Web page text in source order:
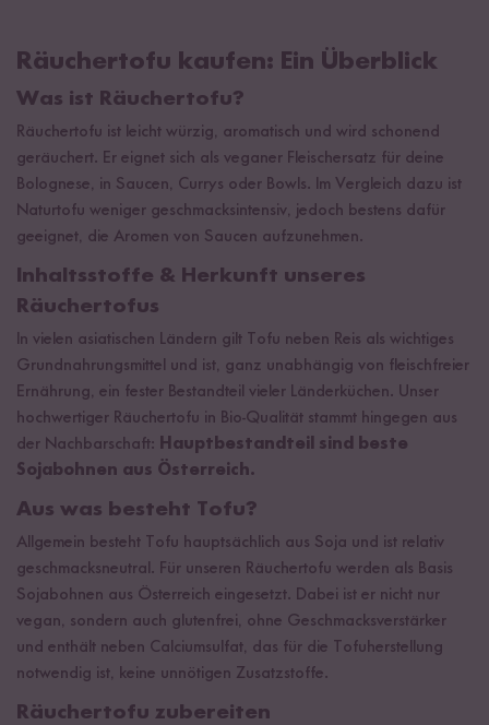
Räuchertofu kaufen: Ein Überblick
Was ist Räuchertofu?
Räuchertofu ist leicht würzig, aromatisch und wird schonend
geräuchert. Er eignet sich als veganer Fleischersatz für deine
Bolognese, in Saucen, Currys oder Bowls. Im Vergleich dazu ist
Naturtofu weniger geschmacksintensiv, jedoch bestens dafür
geeignet, die Aromen von Saucen aufzunehmen.
Inhaltsstoffe & Herkunft unseres
Räuchertofus
In vielen asiatischen Ländern gilt Tofu neben Reis als wichtiges
Grundnahrungsmittel und ist, ganz unabhängig von fleischfreier
Ernährung, ein fester Bestandteil vieler Länderküchen. Unser
hochwertiger Räuchertofu in Bio-Qualität stammt hingegen aus
der Nachbarschaft: Hauptbestandteil sind beste
Sojabohnen aus Österreich.
Aus was besteht Tofu?
Allgemein besteht Tofu hauptsächlich aus Soja und ist relativ
geschmacksneutral. Für unseren Räuchertofu werden als Basis
Sojabohnen aus Österreich eingesetzt. Dabei ist er nicht nur
vegan, sondern auch glutenfrei, ohne Geschmacksverstärker
und enthält neben Calciumsulfat, das für die Tofuherstellung
notwendig ist, keine unnötigen Zusatzstoffe.
Räuchertofu zubereiten